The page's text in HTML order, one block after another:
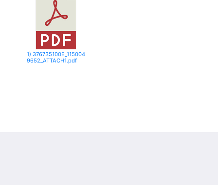
1) 376735100E_115004
9652_ATTACH1.pdf